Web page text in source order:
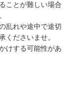
ことが難しい場合
乱れや途中で途切
くださいませ。
けする可能性があ